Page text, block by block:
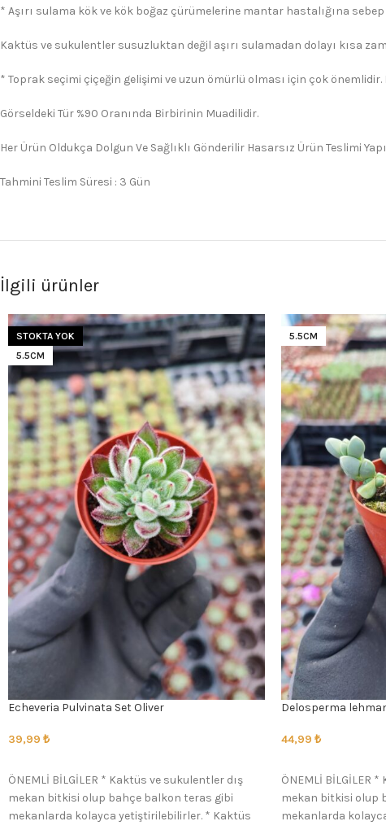
* Aşırı sulama kök ve kök boğaz çürümelerine mantar hastalığına
Kaktüs ve sukulentler susuzluktan değil aşırı sulamadan dolayı kısa
* Toprak seçimi çiçeğin gelişimi ve uzun ömürlü olması için çok
Görseldeki Tür %90 Oranında Birbirinin Muadilidir.
Her Ürün Oldukça Dolgun Ve Sağlıklı Gönderilir Hasarsız Ürün Teslimi
Tahmini Teslim Süresi : 3 Gün
İlgili ürünler
STOKTA YOK
5.5CM
Echeveria Pulvinata Set Oliver
39,99 ₺
ÖNEMLİ BİLGİLER * Kaktüs ve sukulentler dış
mekan bitkisi olup bahçe balkon teras gibi
mekanlarda kolayca yetiştirilebilirler. * Kaktüs
5.5CM
Delosperma
44,99 ₺
ÖNEMLİ BİLGİLER
mekan bitkisi olup
mekanlarda